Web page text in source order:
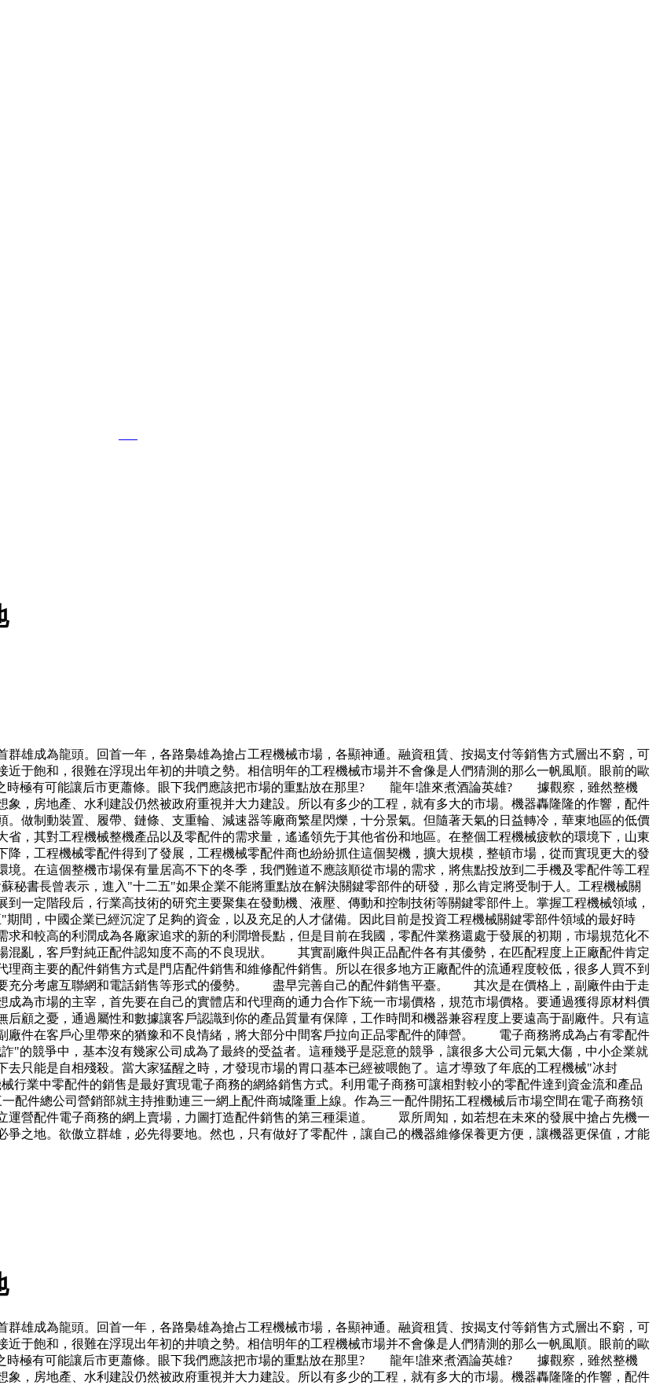
雄成為龍頭。回首一年，各路梟雄為搶占工程機械市場，各顯神通。融資租賃、按揭支付等銷售方式層出不窮，可
于飽和，很難在浮現出年初的井噴之勢。相信明年的工程機械市場并不會像是人們猜測的那么一帆風順。眼前的歐
時極有可能讓后市更蕭條。眼下我們應該把市場的重點放在那里? 龍年!誰來煮酒論英雄? 據觀察，雖然整機
，房地產、水利建設仍然被政府重視并大力建設。所以有多少的工程，就有多大的市場。機器轟隆隆的作響，配件
做制動裝置、履帶、鏈條、支重輪、減速器等廠商繁星閃爍，十分景氣。但隨著天氣的日益轉冷，華東地區的低價
其對工程機械整機產品以及零配件的需求量，遙遙領先于其他省份和地區。在整個工程機械疲軟的環境下，山東
，工程機械零配件得到了發展，工程機械零配件商也紛紛抓住這個契機，擴大規模，整頓市場，從而實現更大的發
在這個整機市場保有量居高不下的冬季，我們難道不應該順從市場的需求，將焦點投放到二手機及零配件等工程
長曾表示，進入"十二五"如果企業不能將重點放在解決關鍵零部件的研發，那么肯定將受制于人。工程機械關
一定階段后，行業高技術的研究主要聚集在發動機、液壓、傳動和控制技術等關鍵零部件上。掌握工程機械領域，
，中國企業已經沉淀了足夠的資金，以及充足的人才儲備。因此目前是投資工程機械關鍵零部件領域的最好時
高的利潤成為各廠家追求的新的利潤增長點，但是目前在我國，零配件業務還處于發展的初期，市場規范化不
混亂，客戶對純正配件認知度不高的不良現狀。 其實副廠件與正品配件各有其優勢，在匹配程度上正廠配件肯定
商主要的配件銷售方式是門店配件銷售和維修配件銷售。所以在很多地方正廠配件的流通程度較低，很多人買不到
要充分考慮互聯網和電話銷售等形式的優勢。 盡早完善自己的配件銷售平臺。 其次是在價格上，副廠件由于走
為市場的主宰，首先要在自己的實體店和代理商的通力合作下統一市場價格，規范市場價格。要通過獲得原材料價
顧之憂，通過屬性和數據讓客戶認識到你的產品質量有保障，工作時間和機器兼容程度上要遠高于副廠件。只有這
廠件在客戶心里帶來的猶豫和不良情緒，將大部分中間客戶拉向正品零配件的陣營。 電子商務將成為占有零配件
競爭中，基本沒有幾家公司成為了最終的受益者。這種幾乎是惡意的競爭，讓很多大公司元氣大傷，中小企業就
只能是自相殘殺。當大家猛醒之時，才發現市場的胃口基本已經被喂飽了。這才導致了年底的工程機械"冰封
業中零配件的銷售是最好實現電子商務的網絡銷售方式。利用電子商務可讓相對較小的零配件達到資金流和產品
配件總公司營銷部就主持推動連三一網上配件商城隆重上線。作為三一配件開拓工程機械后市場空間在電子商務領
運營配件電子商務的網上賣場，力圖打造配件銷售的第三種渠道。 眾所周知，如若想在未來的發展中搶占先機一
之地。欲傲立群雄，必先得要地。然也，只有做好了零配件，讓自己的機器維修保養更方便，讓機器更保值，才能
雄成為龍頭。回首一年，各路梟雄為搶占工程機械市場，各顯神通。融資租賃、按揭支付等銷售方式層出不窮，可
于飽和，很難在浮現出年初的井噴之勢。相信明年的工程機械市場并不會像是人們猜測的那么一帆風順。眼前的歐
時極有可能讓后市更蕭條。眼下我們應該把市場的重點放在那里? 龍年!誰來煮酒論英雄? 據觀察，雖然整機
，房地產、水利建設仍然被政府重視并大力建設。所以有多少的工程，就有多大的市場。機器轟隆隆的作響，配件